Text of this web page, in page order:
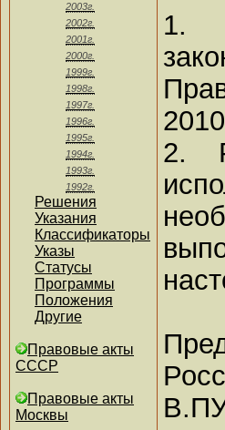
2003г.
2002г.
2001г.
2000г.
1999г.
1998г.
1997г.
1996г.
1995г.
1994г.
1993г.
1992г.
Решения
Указания
Классификаторы
Указы
Статусы
Программы
Положения
Другие
Правовые акты
СССР
Правовые акты
Москвы
1.
2.